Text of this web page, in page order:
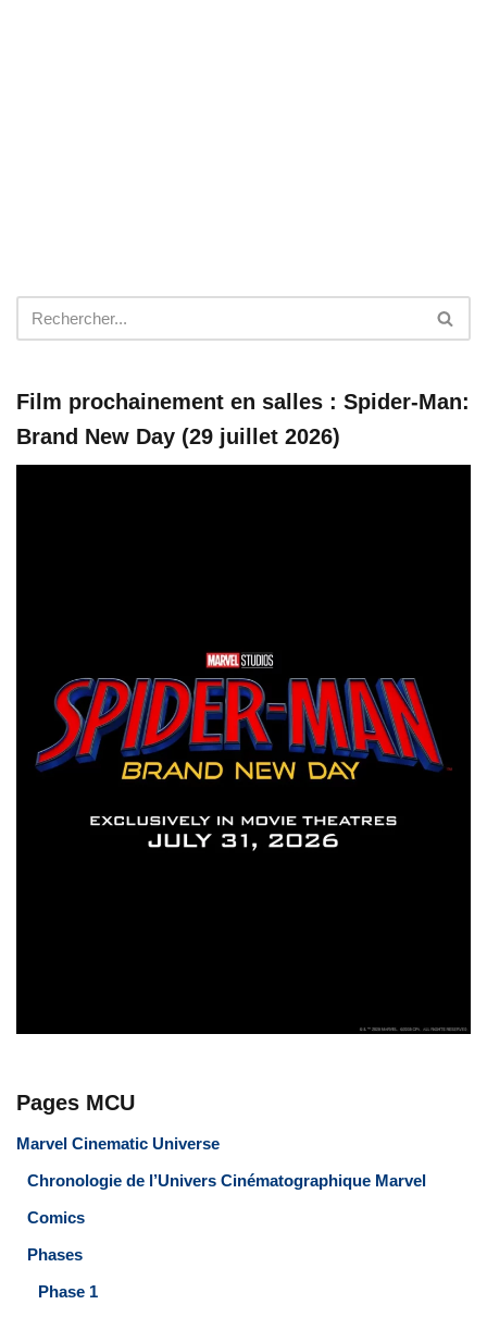
Film prochainement en salles : Spider-Man:
Brand New Day (29 juillet 2026)
Pages MCU
Marvel Cinematic Universe
Chronologie de l’Univers Cinématographique Marvel
Comics
Phases
Phase 1